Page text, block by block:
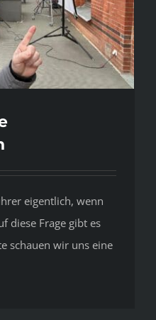
eigentlich, wenn
diese Frage gibt es
schauen wir uns eine